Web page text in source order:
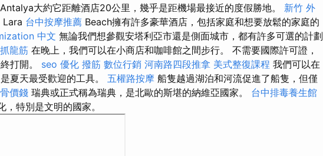
Antalya大約它距離酒店20公里，幾乎是距機場最接近的度假勝地。 新竹 外
Lara 台中按摩推薦 Beach擁有許多豪華酒店，包括家庭和想要放鬆的家庭的
中文 無論我們想參觀安塔利亞市還是側面城市，都有許多可選的計劃
龍筋 在晚上，我們可以在小商店和咖啡館之間步行。 不需要國際許可證，
打開。 seo 優化 撥筋 數位行銷 河南路四段推拿 美式整復課程 我們可以在
夏天最受歡迎的工具。 五權路按摩 船隻越過湖泊和河流促進了船隻，但僅
價錢 瑞典或正式稱為瑞典，是北歐的斯堪的納維亞國家。 台中排毒養生館
，特別是文明的國家。